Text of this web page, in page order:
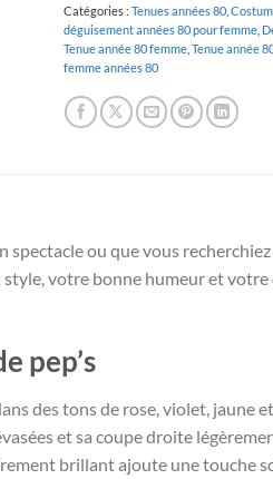
Catégories : Tenues années 80
déguisement années 80 pour femme
Tenue année 80 femme Tenue année
femme années 80
spectacle ou que vous
votre bonne humeur et votre
pep’s
des tons de rose, violet, jaune
et sa coupe droite
brillant ajoute une touche